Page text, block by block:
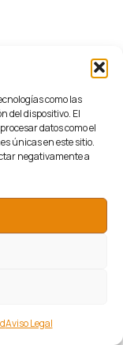
como las
del dispositivo. El
datos como el
únicas en este sitio.
negativamente a
Aviso Legal